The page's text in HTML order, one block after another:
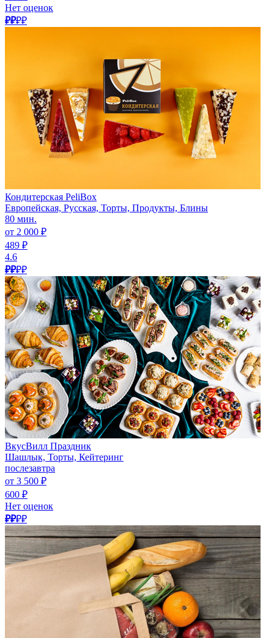
Нет оценок
₽₽₽₽
Кондитерская PeliBox
Европейская, Русская, Торты, Продукты, Блины
80 мин.
от 2 000 ₽
489 ₽
4.6
₽₽₽₽
ВкусВилл Праздник
Шашлык, Торты, Кейтеринг
послезавтра
от 3 500 ₽
600 ₽
Нет оценок
₽₽₽₽